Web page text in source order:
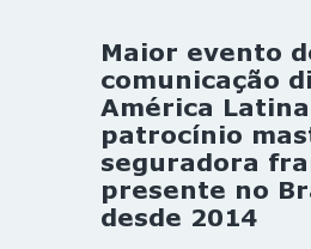
Maior evento
comunicação
América
patrocínio
seguradora
presente no
desde 2014